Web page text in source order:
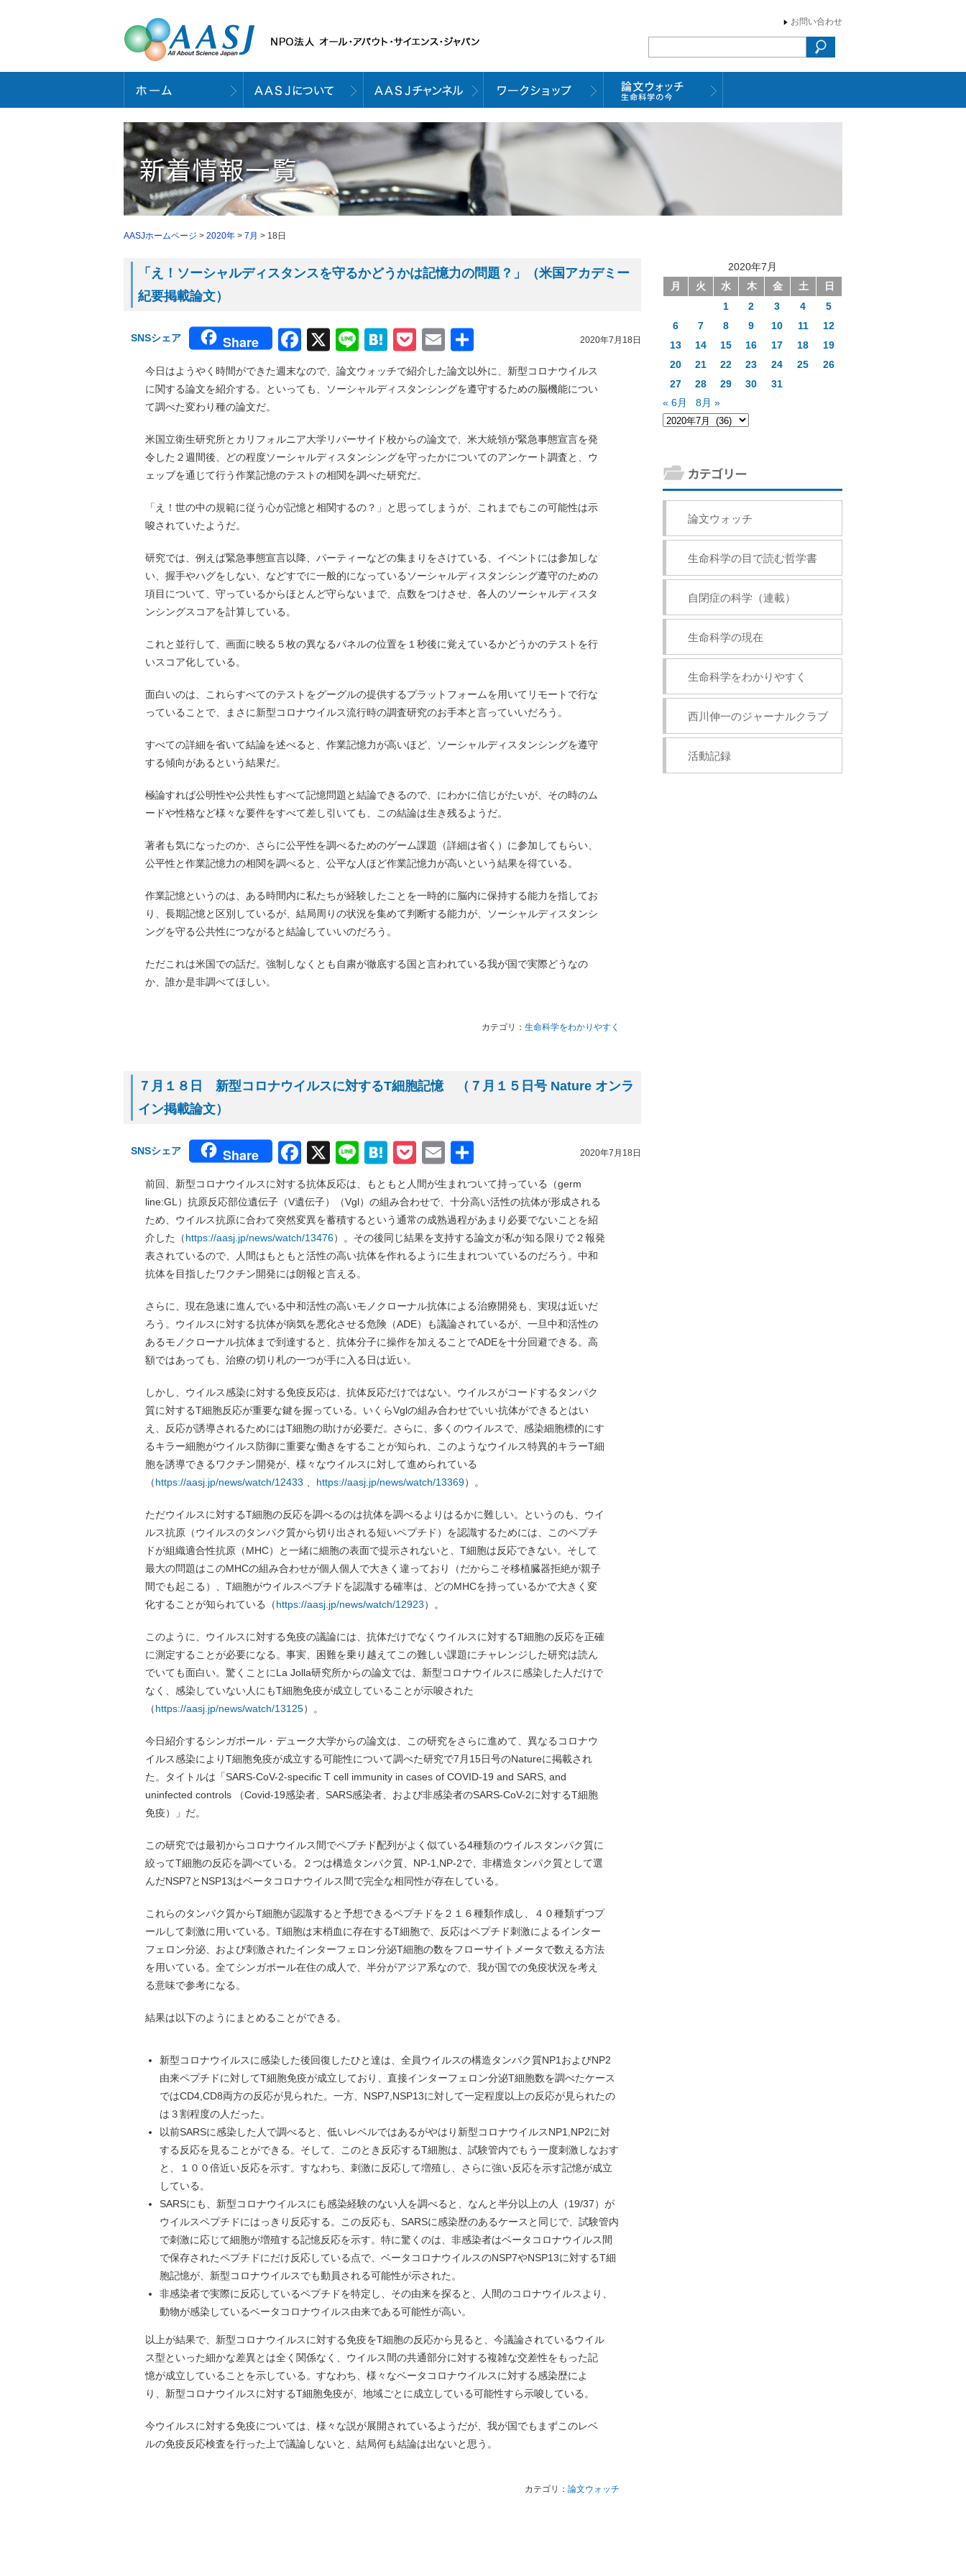
お問い合わせ
AASJホームページ > 2020年 > 7月 > 18日
「え！ソーシャルディスタンスを守るかどうかは記憶力の問題？」（米国アカデミー
紀要掲載論文）
2020年7月18日
SNSシェア Share Facebook
X LineHatena
Pocket
Email
有
今日はようやく時間ができた週末なので、論文ウォッチで紹介した論文以外に、新型コロナウイルス
に関する論文を紹介する。といっても、ソーシャルディスタンシングを遵守するための脳機能につい
て調べた変わり種の論文だ。
米国立衛生研究所とカリフォルニア大学リバーサイド校からの論文で、米大統領が緊急事態宣言を発
令した２週間後、どの程度ソーシャルディスタンシングを守ったかについてのアンケート調査と、ウ
ェッブを通じて行う作業記憶のテストの相関を調べた研究だ。
「え！世の中の規範に従う心が記憶と相関するの？」と思ってしまうが、これまでもこの可能性は示
唆されていたようだ。
研究では、例えば緊急事態宣言以降、パーティーなどの集まりをさけている、イベントには参加しな
い、握手やハグをしない、などすでに一般的になっているソーシャルディスタンシング遵守のための
項目について、守っているからほとんど守らないまで、点数をつけさせ、各人のソーシャルディスタ
ンシングスコアを計算している。
これと並行して、画面に映る５枚の異なるパネルの位置を１秒後に覚えているかどうかのテストを行
いスコア化している。
面白いのは、これらすべてのテストをグーグルの提供するプラットフォームを用いてリモートで行な
っていることで、まさに新型コロナウイルス流行時の調査研究のお手本と言っていいだろう。
すべての詳細を省いて結論を述べると、作業記憶力が高いほど、ソーシャルディスタンシングを遵守
する傾向があるという結果だ。
極論すれば公明性や公共性もすべて記憶問題と結論できるので、にわかに信じがたいが、その時のム
ードや性格など様々な要件をすべて差し引いても、この結論は生き残るようだ。
著者も気になったのか、さらに公平性を調べるためのゲーム課題（詳細は省く）に参加してもらい、
公平性と作業記憶力の相関を調べると、公平な人ほど作業記憶力が高いという結果を得ている。
作業記憶というのは、ある時間内に私たちが経験したことを一時的に脳内に保持する能力を指してお
り、長期記憶と区別しているが、結局周りの状況を集めて判断する能力が、ソーシャルディスタンシ
ングを守る公共性につながると結論していいのだろう。
ただこれは米国での話だ。強制しなくとも自粛が徹底する国と言われている我が国で実際どうなの
か、誰か是非調べてほしい。
カテゴリ： 生命科学をわかりやすく
７月１８日 新型コロナウイルスに対するT細胞記憶 （７月１５日号 Nature オンラ
イン掲載論文）
2020年7月18日
SNSシェア Share Facebook
X LineHatena
Pocket
Email
有
前回、新型コロナウイルスに対する抗体反応は、もともと人間が生まれついて持っている（germ
line:GL）抗原反応部位遺伝子（V遺伝子）（Vgl）の組み合わせで、十分高い活性の抗体が形成される
ため、ウイルス抗原に合わて突然変異を蓄積するという通常の成熟過程があまり必要でないことを紹
介した（https://aasj.jp/news/watch/13476）。その後同じ結果を支持する論文が私が知る限りで２報発
表されているので、人間はもともと活性の高い抗体を作れるように生まれついているのだろう。中和
抗体を目指したワクチン開発には朗報と言える。
さらに、現在急速に進んでいる中和活性の高いモノクローナル抗体による治療開発も、実現は近いだ
ろう。ウイルスに対する抗体が病気を悪化させる危険（ADE）も議論されているが、一旦中和活性の
あるモノクローナル抗体まで到達すると、抗体分子に操作を加えることでADEを十分回避できる。高
額ではあっても、治療の切り札の一つが手に入る日は近い。
しかし、ウイルス感染に対する免疫反応は、抗体反応だけではない。ウイルスがコードするタンパク
質に対するT細胞反応が重要な鍵を握っている。いくらVglの組み合わせでいい抗体ができるとはい
え、反応が誘導されるためにはT細胞の助けが必要だ。さらに、多くのウイルスで、感染細胞標的にす
るキラー細胞がウイルス防御に重要な働きをすることが知られ、このようなウイルス特異的キラーT細
胞を誘導できるワクチン開発が、様々なウイルスに対して進められている
（https://aasj.jp/news/watch/12433 https://aasj.jp/news/watch/13369）。
ただウイルスに対するT細胞の反応を調べるのは抗体を調べるよりはるかに難しい。というのも、ウイ
ルス抗原（ウイルスのタンパク質から切り出される短いペプチド）を認識するためには、このペプチ
ドが組織適合性抗原（MHC）と一緒に細胞の表面で提示されないと、T細胞は反応できない。そして
最大の問題はこのMHCの組み合わせが個人個人で大きく違っており（だからこそ移植臓器拒絶が親子
間でも起こる）、T細胞がウイルスペプチドを認識する確率は、どのMHCを持っているかで大きく変
化することが知られている（https://aasj.jp/news/watch/12923）。
このように、ウイルスに対する免疫の議論には、抗体だけでなくウイルスに対するT細胞の反応を正確
に測定することが必要になる。事実、困難を乗り越えてこの難しい課題にチャレンジした研究は読ん
でいても面白い。驚くことにLa Jolla研究所からの論文では、新型コロナウイルスに感染した人だけで
なく、感染していない人にもT細胞免疫が成立していることが示唆された
（https://aasj.jp/news/watch/13125）。
今日紹介するシンガポール・デューク大学からの論文は、この研究をさらに進めて、異なるコロナウ
イルス感染によりT細胞免疫が成立する可能性について調べた研究で7月15日号のNatureに掲載され
た。タイトルは「SARS-CoV-2-specific T cell immunity in cases of COVID-19 and SARS, and
uninfected controls （Covid-19感染者、SARS感染者、および非感染者のSARS-CoV-2に対するT細胞
免疫）」だ。
この研究では最初からコロナウイルス間でペプチド配列がよく似ている4種類のウイルスタンパク質に
絞ってT細胞の反応を調べている。２つは構造タンパク質、NP-1,NP-2で、非構造タンパク質として選
んだNSP7とNSP13はベータコロナウイルス間で完全な相同性が存在している。
これらのタンパク質からT細胞が認識すると予想できるペプチドを２１６種類作成し、４０種類ずつプ
ールして刺激に用いている。T細胞は末梢血に存在するT細胞で、反応はペプチド刺激によるインター
フェロン分泌、および刺激されたインターフェロン分泌T細胞の数をフローサイトメータで数える方法
を用いている。全てシンガポール在住の成人で、半分がアジア系なので、我が国での免疫状況を考え
る意味で参考になる。
結果は以下のようにまとめることができる。
新型コロナウイルスに感染した後回復したひと達は、全員ウイルスの構造タンパク質NP1およびNP2
由来ペプチドに対してT細胞免疫が成立しており、直接インターフェロン分泌T細胞数を調べたケース
ではCD4,CD8両方の反応が見られた。一方、NSP7,NSP13に対して一定程度以上の反応が見られたの
は３割程度の人だった。
以前SARSに感染した人で調べると、低いレベルではあるがやはり新型コロナウイルスNP1,NP2に対
する反応を見ることができる。そして、このとき反応するT細胞は、試験管内でもう一度刺激しなおす
と、１００倍近い反応を示す。すなわち、刺激に反応して増殖し、さらに強い反応を示す記憶が成立
している。
SARSにも、新型コロナウイルスにも感染経験のない人を調べると、なんと半分以上の人（19/37）が
ウイルスペプチドにはっきり反応する。この反応も、SARSに感染歴のあるケースと同じで、試験管内
で刺激に応じて細胞が増殖する記憶反応を示す。特に驚くのは、非感染者はベータコロナウイルス間
で保存されたペプチドにだけ反応している点で、ベータコロナウイルスのNSP7やNSP13に対するT細
胞記憶が、新型コロナウイルスでも動員される可能性が示された。
非感染者で実際に反応しているペプチドを特定し、その由来を探ると、人間のコロナウイルスより、
動物が感染しているベータコロナウイルス由来である可能性が高い。
以上が結果で、新型コロナウイルスに対する免疫をT細胞の反応から見ると、今議論されているウイル
ス型といった細かな差異とは全く関係なく、ウイルス間の共通部分に対する複雑な交差性をもった記
憶が成立していることを示している。すなわち、様々なベータコロナウイルスに対する感染歴によ
り、新型コロナウイルスに対するT細胞免疫が、地域ごとに成立している可能性すら示唆している。
今ウイルスに対する免疫については、様々な説が展開されているようだが、我が国でもまずこのレベ
ルの免疫反応検査を行った上で議論しないと、結局何も結論は出ないと思う。
カテゴリ： 論文ウォッチ
2020年7月
月
火 水 木 金 土
日
1
2 3 4
5
6
7 8 9 10 11
12
13
14 15 16 17 18
19
20
21 22 23 24 25
26
27
28 29 30
31
« 6月
8月 »
論文ウォッチ
生命科学の目で読む哲学書
自閉症の科学（連載）
生命科学の現在
生命科学をわかりやすく
西川伸一のジャーナルクラブ
活動記録